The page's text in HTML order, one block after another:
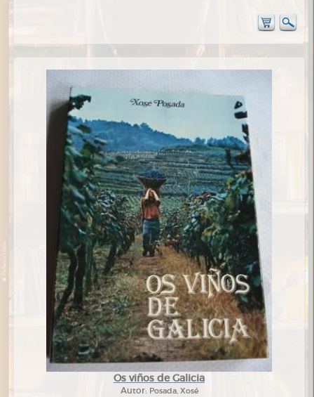
Os viños de Galicia
Autor: Posada, Xosé